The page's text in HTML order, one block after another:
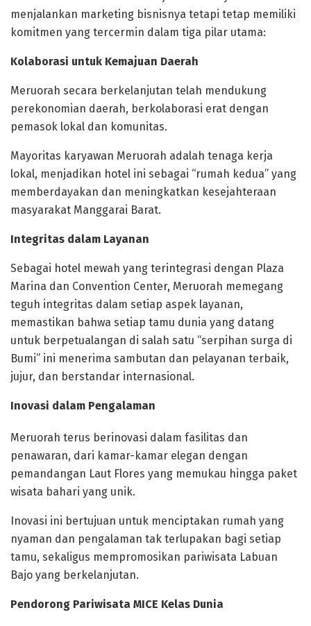
menjalankan marketing bisnisnya tetapi tetap memiliki
komitmen yang tercermin dalam tiga pilar utama:
Kolaborasi untuk Kemajuan Daerah
Meruorah secara berkelanjutan telah mendukung
perekonomian daerah, berkolaborasi erat dengan
pemasok lokal dan komunitas.
Mayoritas karyawan Meruorah adalah tenaga kerja
lokal, menjadikan hotel ini sebagai “rumah kedua” yang
memberdayakan dan meningkatkan kesejahteraan
masyarakat Manggarai Barat.
Integritas dalam Layanan
Sebagai hotel mewah yang terintegrasi dengan Plaza
Marina dan Convention Center, Meruorah memegang
teguh integritas dalam setiap aspek layanan,
memastikan bahwa setiap tamu dunia yang datang
untuk berpetualangan di salah satu “serpihan surga di
Bumi” ini menerima sambutan dan pelayanan terbaik,
jujur, dan berstandar internasional.
Inovasi dalam Pengalaman
Meruorah terus berinovasi dalam fasilitas dan
penawaran, dari kamar-kamar elegan dengan
pemandangan Laut Flores yang memukau hingga paket
wisata bahari yang unik.
Inovasi ini bertujuan untuk menciptakan rumah yang
nyaman dan pengalaman tak terlupakan bagi setiap
tamu, sekaligus mempromosikan pariwisata Labuan
Bajo yang berkelanjutan.
Pendorong Pariwisata MICE Kelas Dunia